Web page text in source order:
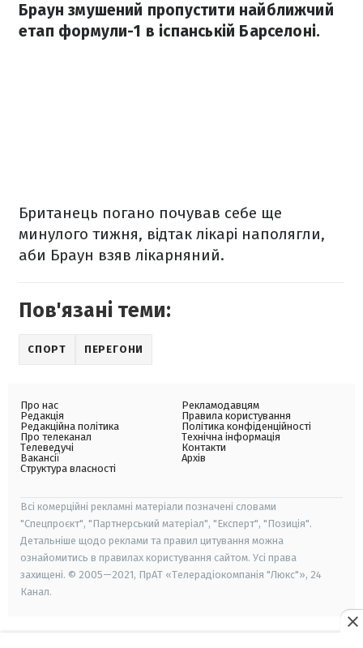
Браун змушений пропустити найближчий
етап формули-1 в іспанській Барселоні.
Британець погано почував себе ще
минулого тижня, відтак лікарі наполягли,
аби Браун взяв лікарняний.
Пов'язані теми:
СПОРТ ПЕРЕГОНИ
Про нас
Редакція
Редакційна політика
Про телеканал
Телеведучі
Вакансії
Структура власності
Рекламодавцям
Правила користування
Політика конфіденційності
Технічна інформація
Контакти
Архів
Всі комерційні рекламні матеріали позначені словами
"Спецпроєкт", "Партнерський матеріал", "Експерт", "Позиція".
Детальніше щодо реклами та правил цитування можна
ознайомитись в правилах користування сайтом. Усі права
захищені. © 2005—2021, ПрАТ «Телерадіокомпанія "Люкс"», 24
Канал.